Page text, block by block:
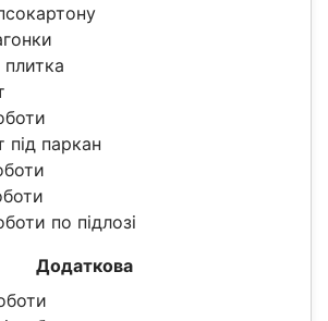
паркан
по підлозі
Додаткова